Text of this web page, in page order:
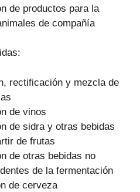
de productos para la
de compañía
rectificación y mezcla de
de vinos
de sidra y otras bebidas
de frutas
de otras bebidas no
de la fermentación
de cerveza